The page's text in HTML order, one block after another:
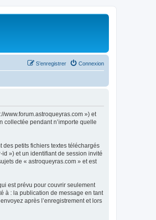
Connexion
S’enregistrer
www.forum.astroqueyras.com ») et
collectée pendant n’importe quelle
petits fichiers textes téléchargés
») et un identifiant de session invité
de « astroqueyras.com » et est
est prévu pour couvrir seulement
à : la publication de message en tant
après l’enregistrement et lors